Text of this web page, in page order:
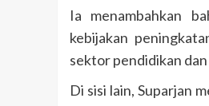
Ia menambahkan
kebijakan
sektor pendidikan
Di sisi lain, Suparjan